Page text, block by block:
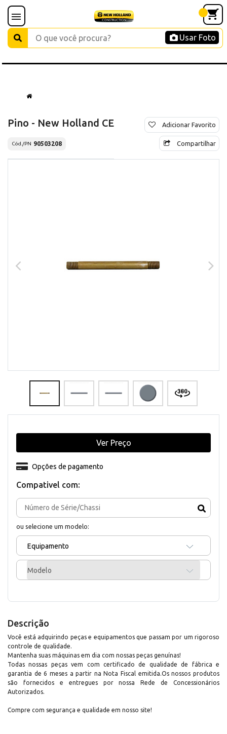
Usar Foto
Pino - New Holland CE
Cód./PN 90503208
Adicionar Favorito
Compartilhar
Compativel com:
ou selecione um modelo:
Equipamento
Modelo
Opções de pagamento
Ver Preço
Descrição
Você está adquirindo peças e equipamentos que passam por um rigoroso
controle de qualidade.
Mantenha suas máquinas em dia com nossas peças genuínas!
Todas nossas peças vem com certificado de qualidade de fábrica e
garantia de 6 meses a partir na Nota Fiscal emitida.Os nossos produtos
são fornecidos e entregues por nossa Rede de Concessionários
Autorizados.
Compre com segurança e qualidade em nosso site!